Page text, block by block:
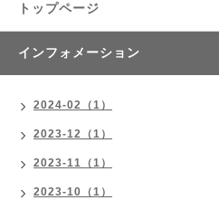
トップページ
インフォメーション
2024-02（1）
2023-12（1）
2023-11（1）
2023-10（1）